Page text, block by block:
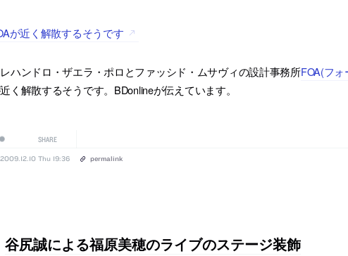
が近く解散するそうです
ハンドロ・ザエラ・ポロとファッシド・ムサヴィの設計事務所FOA(フ
く解散するそうです。BDonlineが伝えています。
SHARE
2009.12.10 Thu 19:36 permalink
谷尻誠による福原美穂のライブのステージ装飾